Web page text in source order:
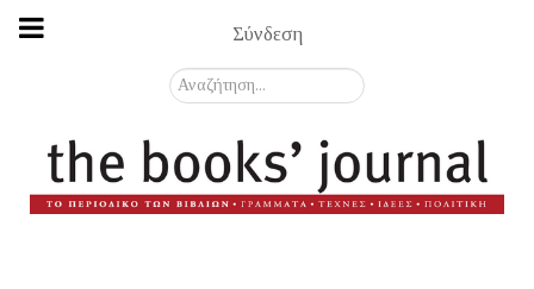
Σύνδεση
Αναζήτηση...